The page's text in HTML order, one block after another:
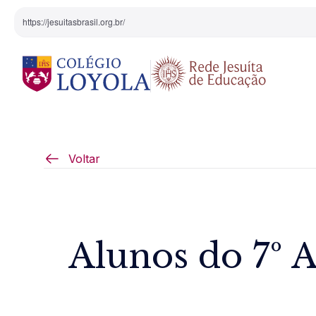
https://jesuitasbrasil.org.br/
Pedagogia Inaciana
Voltar
Alunos do 7º